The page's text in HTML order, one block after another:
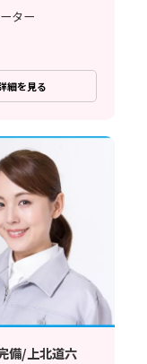
ター
細を見る
備/上北道六